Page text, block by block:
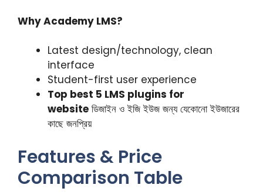
Why Academy LMS?
Latest design/technology, clean
interface
Student-first user experience
Top best 5 LMS plugins for
website ডিজাইন ও ইজি ইউজ জন্য যেকোনো ইউজারের
কাছে জনপ্রিয়
Features & Price
Comparison Table